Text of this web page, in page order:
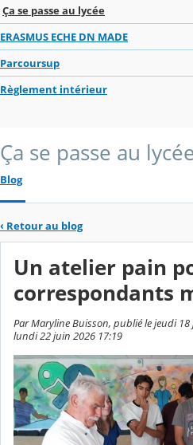
Ça se passe au lycée
ERASMUS ECHE DN MADE
Parcoursup
Règlement intérieur
Ça se passe au
Blog
‹ Retour au blog
Un atelier pain
correspondants
Par Maryline Buisson, publié le jeudi
lundi 22 juin 2026 17:19